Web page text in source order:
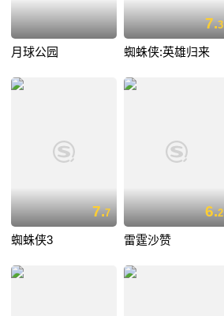
月球公园
7.3
蜘蛛侠:英雄归来
7.7
蜘蛛侠3
6.2
雷霆沙赞